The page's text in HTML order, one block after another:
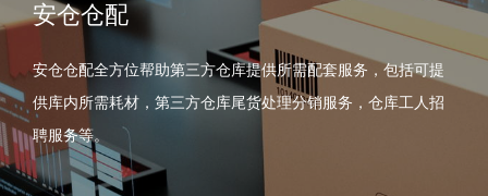
安仓仓配
安仓仓配全方位帮助第三方仓库提供所需配套服务，包括可提
供库内所需耗材，第三方仓库尾货处理分销服务，仓库工人招
聘服务等。